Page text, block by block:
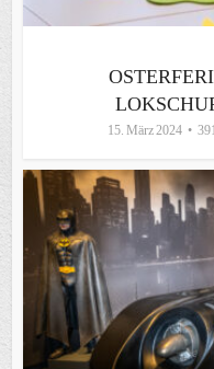
15. März 2024